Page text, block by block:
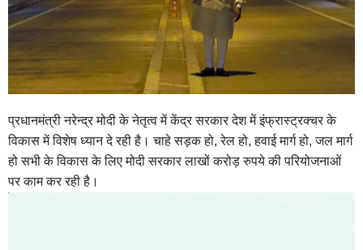
प्रधानमंत्री नरेन्द्र मोदी के नेतृत्व में केंद्र सरकार देश में इंफ्रास्ट्रक्चर के
विकास में विशेष ध्यान दे रही है। चाहे सड़क हो, रेल हो, हवाई मार्ग हो, जल मार्ग
हो सभी के विकास के लिए मोदी सरकार लाखों करोड़ रुपये की परियोजनाओं
पर काम कर रही है।